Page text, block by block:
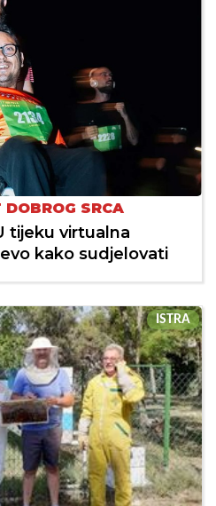
SRCA
tijeku virtualna
kako sudjelovati
ISTRA